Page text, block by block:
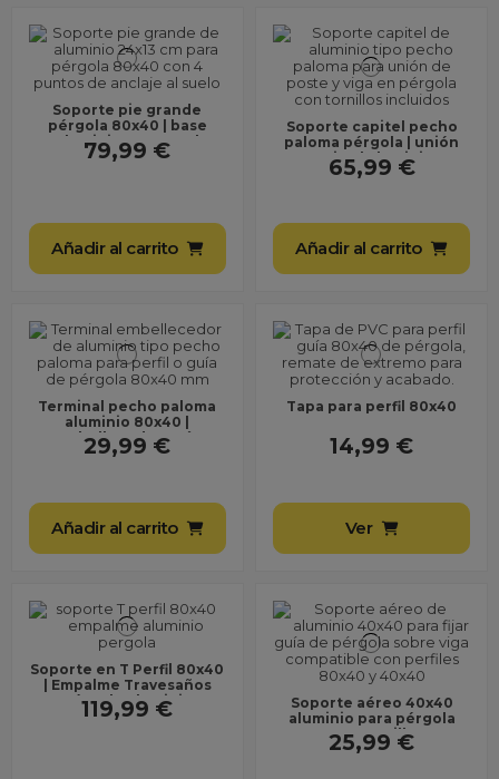
Soporte pie grande
pérgola 80x40 | base
aluminio 24x13 cm |
anclaje suelo 4 tornillos
79,99 €
Añadir al carrito
Soporte capitel pecho
paloma pérgola | unión
poste viga | aluminio con
tornillos
65,99 €
Añadir al carrito
Terminal pecho paloma
aluminio 80x40 |
embellecedor guía
pérgola | acabado pre
29,99 €
Añadir al carrito
Tapa para perfil 80x40
14,99 €
Ver
Soporte en T Perfil 80x40
| Empalme Travesaños
Pérgola Aluminio
119,99 €
Soporte aéreo 40x40
aluminio para pérgola
con tornillo
25,99 €